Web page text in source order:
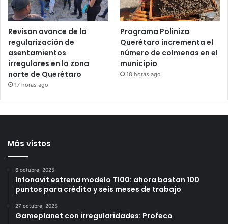
Revisan avance de la
regularización de
asentamientos
irregulares en la zona
norte de Querétaro
17 horas ago
Programa Poliniza
Querétaro incrementa el
número de colmenas en el
municipio
18 horas ago
Más vistos
6 octubre, 2025
Infonavit estrena modelo T100: ahora bastan 100
puntos para crédito y seis meses de trabajo
27 octubre, 2025
Gameplanet con irregularidades: Profeco